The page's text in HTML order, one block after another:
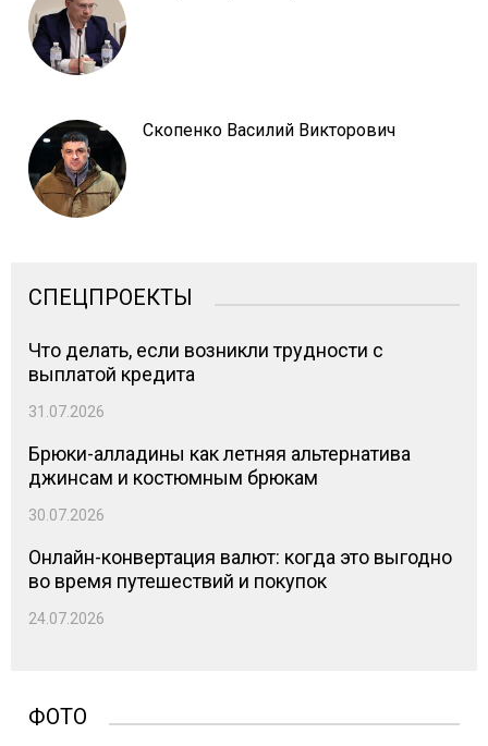
Скопенко Василий Викторович
СПЕЦПРОЕКТЫ
Что делать, если возникли трудности с
выплатой кредита
31.07.2026
Брюки-алладины как летняя альтернатива
джинсам и костюмным брюкам
30.07.2026
Онлайн-конвертация валют: когда это выгодно
во время путешествий и покупок
24.07.2026
ФОТО